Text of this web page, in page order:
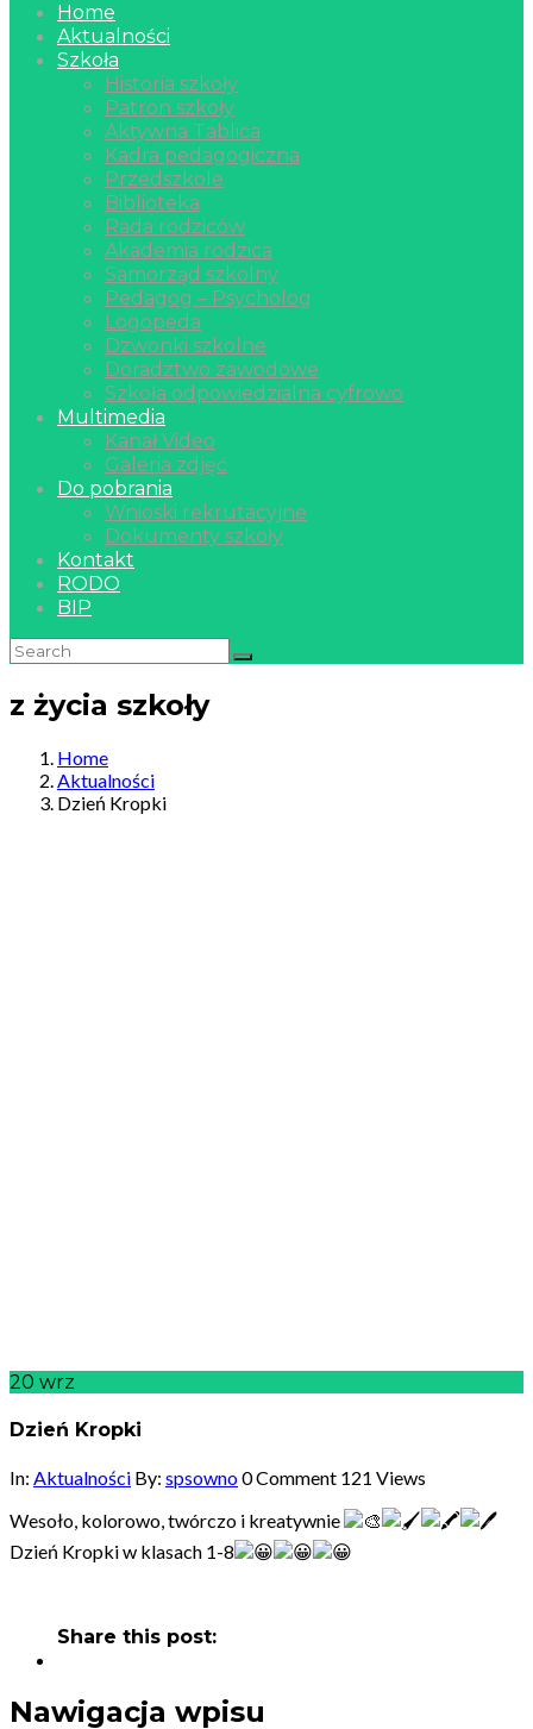
Home
Aktualności
Szkoła
Historia szkoły
Patron szkoły
Aktywna Tablica
Kadra pedagogiczna
Przedszkole
Biblioteka
Rada rodziców
Akademia rodzica
Samorząd szkolny
Pedagog – Psycholog
Logopeda
Dzwonki szkolne
Doradztwo zawodowe
Szkoła odpowiedzialna cyfrowo
Multimedia
Kanał Video
Galeria zdjęć
Do pobrania
Wnioski rekrutacyjne
Dokumenty szkoły
Kontakt
RODO
BIP
z życia szkoły
Home
Aktualności
Dzień Kropki
20 wrz
Dzień Kropki
In: Aktualności By: spsowno0 Comment 121 Views
Wesoło, kolorowo, twórczo i kreatywnie
Dzień Kropki w klasach 1-8
Share this post:
Nawigacja wpisu